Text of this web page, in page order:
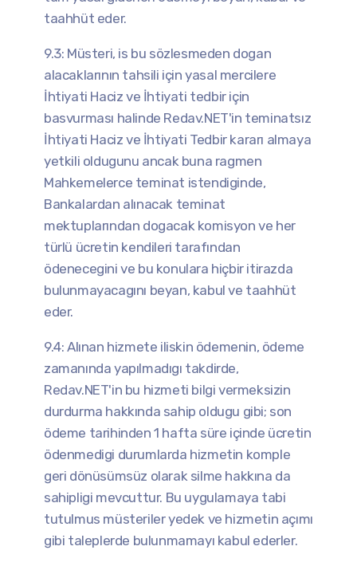
taahhüt eder.
9.3: Müsteri, is bu sözlesmeden dogan
alacaklarının tahsili için yasal mercilere
İhtiyati Haciz ve İhtiyati tedbir için
basvurması halinde Redav.NET'in teminatsız
İhtiyati Haciz ve İhtiyati Tedbir kararı almaya
yetkili oldugunu ancak buna ragmen
Mahkemelerce teminat istendiginde,
Bankalardan alınacak teminat
mektuplarından dogacak komisyon ve her
türlü ücretin kendileri tarafından
ödenecegini ve bu konulara hiçbir itirazda
bulunmayacagını beyan, kabul ve taahhüt
eder.
9.4: Alınan hizmete iliskin ödemenin, ödeme
zamanında yapılmadıgı takdirde,
Redav.NET'in bu hizmeti bilgi vermeksizin
durdurma hakkında sahip oldugu gibi; son
ödeme tarihinden 1 hafta süre içinde ücretin
ödenmedigi durumlarda hizmetin komple
geri dönüsümsüz olarak silme hakkına da
sahipligi mevcuttur. Bu uygulamaya tabi
tutulmus müsteriler yedek ve hizmetin açımı
gibi taleplerde bulunmamayı kabul ederler.